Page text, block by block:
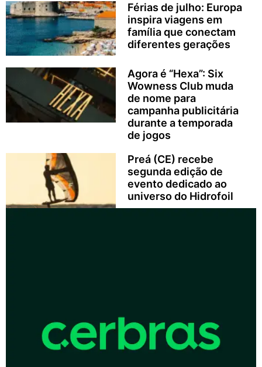
Férias de julho: Europa
inspira viagens em
família que conectam
diferentes gerações
Agora é “Hexa”: Six
Wowness Club muda
de nome para
campanha publicitária
durante a temporada
de jogos
Preá (CE) recebe
segunda edição de
evento dedicado ao
universo do Hidrofoil